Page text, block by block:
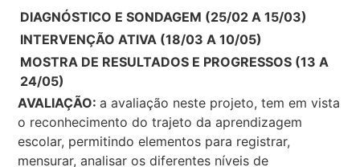
DIAGNÓSTICO E SONDAGEM (25/02 A 15/03)
INTERVENÇÃO ATIVA (18/03 A 10/05)
MOSTRA DE RESULTADOS E PROGRESSOS (13 A
24/05)
AVALIAÇÃO:a avaliação neste projeto, tem em vista
o reconhecimento do trajeto da aprendizagem
escolar, permitindo elementos para registrar,
mensurar, analisar os diferentes níveis de